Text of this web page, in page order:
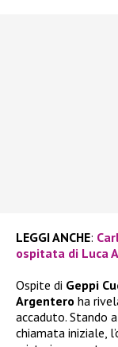
LEGGI ANCHE:
ospitata di Luca
Ospite di Geppi
Argentero ha
accaduto. Stando
chiamata iniziale,